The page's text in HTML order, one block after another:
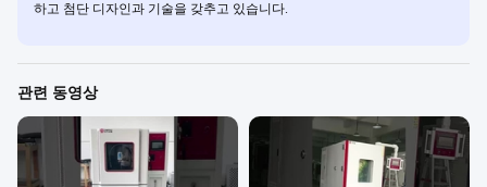
하고 첨단 디자인과 기술을 갖추고 있습니다.
관련 동영상